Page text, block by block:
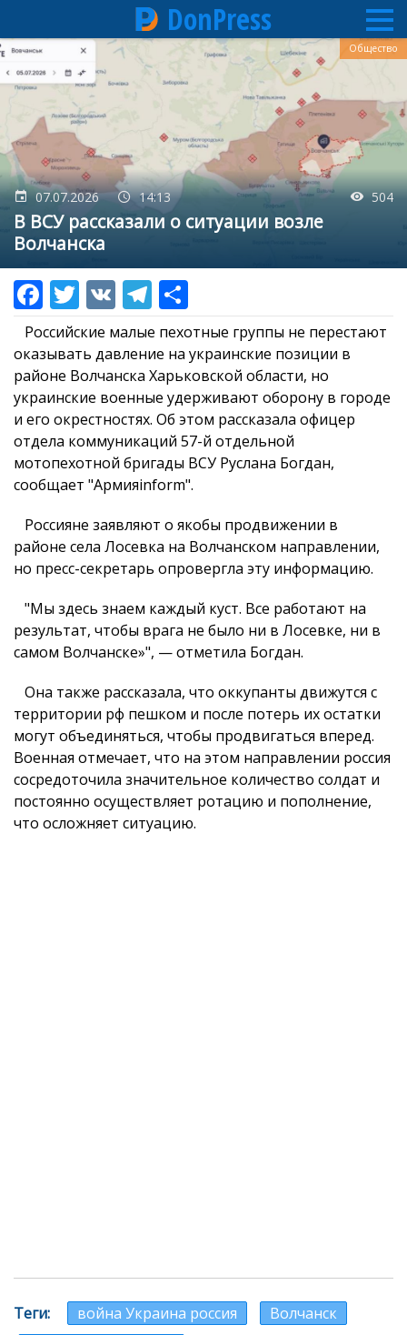
Перейти
к
основному
содержанию
DonPress
07.07.2026 14:13 504
В ВСУ рассказали о ситуации возле
Волчанска
Общество
Российские малые пехотные группы не перестают
оказывать давление на украинские позиции в
районе Волчанска Харьковской области, но
украинские военные удерживают оборону в городе
и его окрестностях. Об этом рассказала офицер
отдела коммуникаций 57-й отдельной
мотопехотной бригады ВСУ Руслана Богдан,
сообщает "Армияinform".
Россияне заявляют о якобы продвижении в
районе села Лосевка на Волчанском направлении,
но пресс-секретарь опровергла эту информацию.
"Мы здесь знаем каждый куст. Все работают на
результат, чтобы врага не было ни в Лосевке, ни в
самом Волчанске»", — отметила Богдан.
Она также рассказала, что оккупанты движутся с
территории рф пешком и после потерь их остатки
могут объединяться, чтобы продвигаться вперед.
Военная отмечает, что на этом направлении россия
сосредоточила значительное количество солдат и
постоянно осуществляет ротацию и пополнение,
что осложняет ситуацию.
Теги война Украина россия
Волчанск